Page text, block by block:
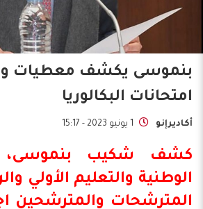
بنموسى يكشف معطيات
امتحانات البكالوريا
أكاديرإنو 1 يونيو 2023 - 15:17
كشف شكيب بنموسى
الوطنية والتعليم الأولي
المترشحات والمترشحين